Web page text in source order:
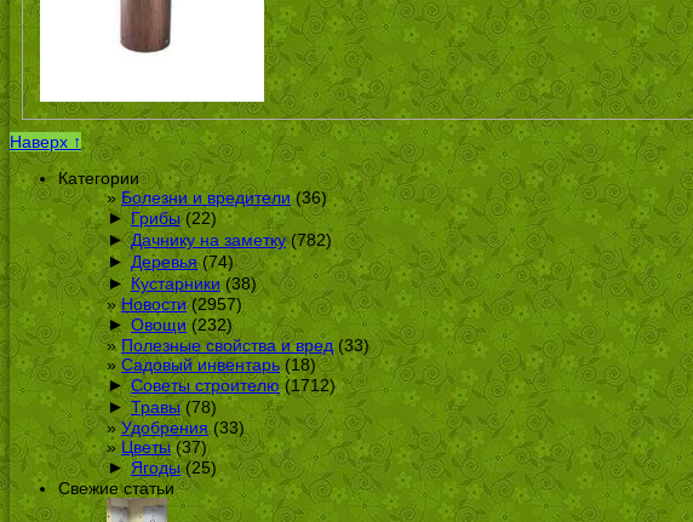
Наверх ↑
Категории
Болезни и вредители(36)
► Грибы(22)
► Дачнику на заметку(782)
► Деревья(74)
► Кустарники(38)
Новости(2957)
► Овощи(232)
Полезные свойства и вред(33)
Садовый инвентарь (18)
► Советы строителю(1712)
► Травы(78)
Удобрения(33)
Цветы(37)
► Ягоды(25)
Свежие статьи